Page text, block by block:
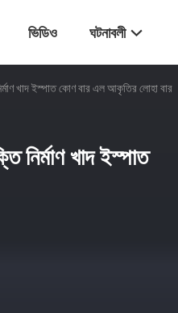
ভিডিও ঘটনাবলী
খাদ ইস্পাত কোণ বার এল আকৃতির লোহা বার
খাদ ইস্পাত